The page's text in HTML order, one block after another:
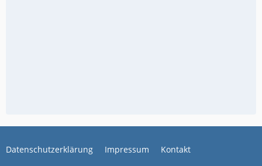
Datenschutzerklärung Impressum Kontakt